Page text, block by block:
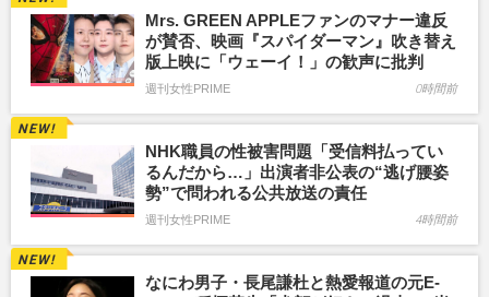
Mrs. GREEN APPLEファンのマナー違反
が賛否、映画『スパイダーマン』吹き替え
版上映に「ウェーイ！」の歓声に批判
週刊女性PRIME 0時間前
NHK職員の性被害問題「受信料払ってい
るんだから…」出演者非公表の“逃げ腰姿
勢”で問われる公共放送の責任
週刊女性PRIME 4時間前
なにわ男子・長尾謙杜と熱愛報道の元E-